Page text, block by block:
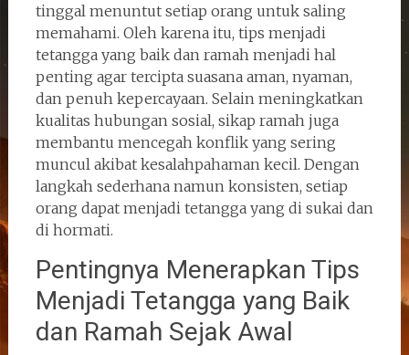
tinggal menuntut setiap orang untuk saling
memahami. Oleh karena itu, tips menjadi
tetangga yang baik dan ramah menjadi hal
penting agar tercipta suasana aman, nyaman,
dan penuh kepercayaan. Selain meningkatkan
kualitas hubungan sosial, sikap ramah juga
membantu mencegah konflik yang sering
muncul akibat kesalahpahaman kecil. Dengan
langkah sederhana namun konsisten, setiap
orang dapat menjadi tetangga yang di sukai dan
di hormati.
Pentingnya Menerapkan Tips
Menjadi Tetangga yang Baik
dan Ramah Sejak Awal